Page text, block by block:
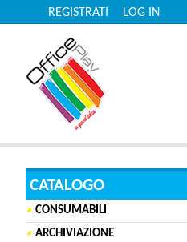
LOG IN
REGISTRATI
CATALOGO
CONSUMABILI
ARCHIVIAZIONE